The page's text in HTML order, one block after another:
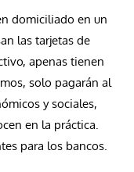
domiciliado en un
las tarjetas de
apenas tienen
solo pagarán al
y sociales,
en la práctica.
para los bancos.